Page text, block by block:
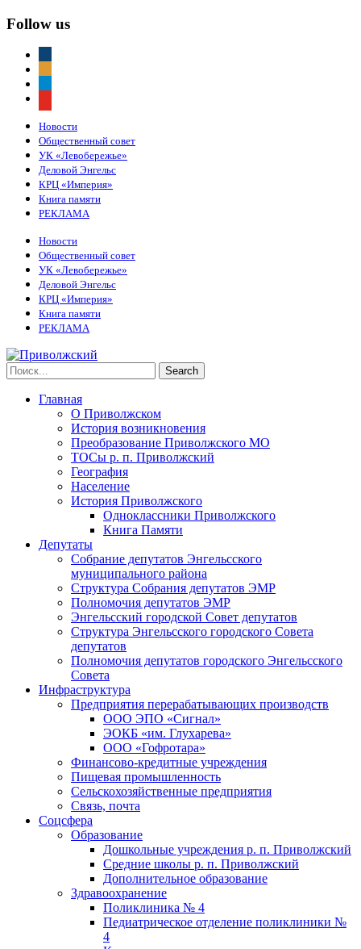
Follow us
Новости
Общественный совет
УК «Левобережье»
Деловой Энгельс
КРЦ «Империя»
Книга памяти
РЕКЛАМА
Новости
Общественный совет
УК «Левобережье»
Деловой Энгельс
КРЦ «Империя»
Книга памяти
РЕКЛАМА
Главная
О Приволжском
История возникновения
Преобразование Приволжского МО
ТОСы р. п. Приволжский
География
Население
История Приволжского
Одноклассники Приволжского
Книга Памяти
Депутаты
Собрание депутатов Энгельсского
муниципального района
Структура Собрания депутатов ЭМР
Полномочия депутатов ЭМР
Энгельсский городской Совет депутатов
Структура Энгельсского городского Совета
депутатов
Полномочия депутатов городского Энгельсского
Совета
Инфраструктура
Предприятия перерабатывающих производств
ООО ЭПО «Сигнал»
ЭОКБ «им. Глухарева»
ООО «Гофротара»
Финансово-кредитные учреждения
Пищевая промышленность
Сельскохозяйственные предприятия
Связь, почта
Соцсфера
Образование
Дошкольные учреждения р. п. Приволжский
Средние школы р. п. Приволжский
Дополнительное образование
Здравоохранение
Поликлиника № 4
Педиатрическое отделение поликлиники №
4